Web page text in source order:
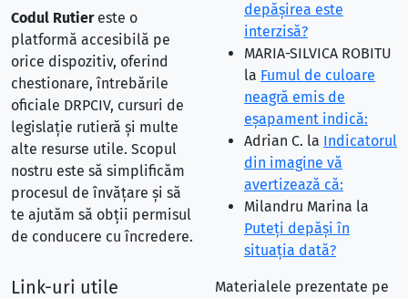
Codul Rutiereste o
platformă accesibilă pe
orice dispozitiv, oferind
chestionare, întrebările
oficiale DRPCIV, cursuri de
legislație rutieră și multe
alte resurse utile. Scopul
nostru este să simplificăm
procesul de învățare și să
te ajutăm să obții permisul
de conducere cu încredere.
depăşirea este
interzisă?
MARIA-SILVICA ROBITU
la Fumul de culoare
neagră emis de
eşapament indică:
Adrian C. la Indicatorul
din imagine vă
avertizează că:
Milandru Marina la
Puteţi depăşi în
situaţia dată?
Link-uri utile
Materialele prezentate pe